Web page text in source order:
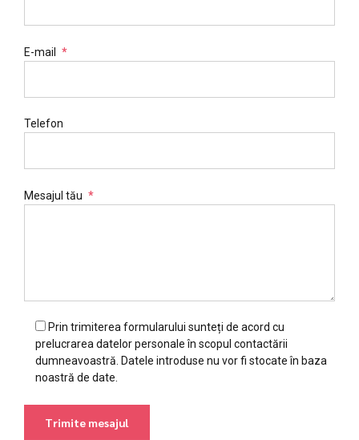
E-mail
Telefon
Mesajul tău
Prin trimiterea formularului sunteți de acord cu
prelucrarea datelor personale în scopul contactării
dumneavoastră. Datele introduse nu vor fi stocate în baza
noastră de date.